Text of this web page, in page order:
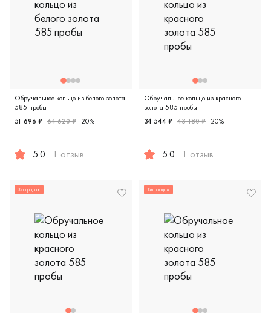
Обручальное кольцо из белого золота
585 пробы
51 696 ₽ 64 620 ₽ 20%
5.0 1 отзыв
Обручальное кольцо из красного
золота 585 пробы
34 544 ₽ 43 180 ₽ 20%
5.0 1 отзыв
Хит продаж Хит продаж